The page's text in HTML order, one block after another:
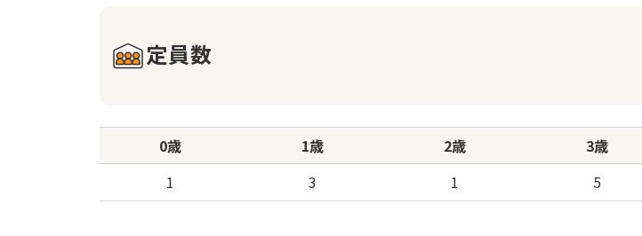
定員数
0歳 1歳 2歳 3歳
1
3 1 5